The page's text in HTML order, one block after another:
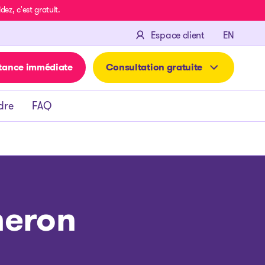
c'est gratuit.
Espace client EN
immédiate Consultation gratuite
FAQ